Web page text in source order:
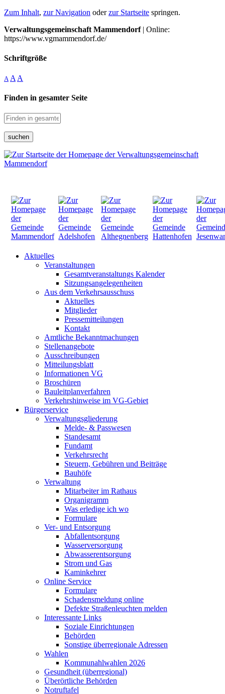
Zum Inhalt, zur Navigation oderzur Startseite springen.
Verwaltungsgemeinschaft Mammendorf| Online:
https://www.vgmammendorf.de/
Schriftgröße
A A A
Finden in gesamter Seite
suchen
Aktuelles
Veranstaltungen
Gesamtveranstaltungs Kalender
Sitzungsangelegenheiten
Aus dem Verkehrsausschuss
Aktuelles
Mitglieder
Pressemitteilungen
Kontakt
Amtliche Bekanntmachungen
Stellenangebote
Ausschreibungen
Mitteilungsblatt
Informationen VG
Broschüren
Bauleitplanverfahren
Verkehrshinweise im VG-Gebiet
Bürgerservice
Verwaltungsgliederung
Melde- & Passwesen
Standesamt
Fundamt
Verkehrsrecht
Steuern, Gebühren und Beiträge
Bauhöfe
Verwaltung
Mitarbeiter im Rathaus
Organigramm
Was erledige ich wo
Formulare
Ver- und Entsorgung
Abfallentsorgung
Wasserversorgung
Abwasserentsorgung
Strom und Gas
Kaminkehrer
Online Service
Formulare
Schadensmeldung online
Defekte Straßenleuchten melden
Interessante Links
Soziale Einrichtungen
Behörden
Sonstige überregionale Adressen
Wahlen
Kommunahlwahlen 2026
Gesundheit (überregional)
Überörtliche Behörden
Notruftafel